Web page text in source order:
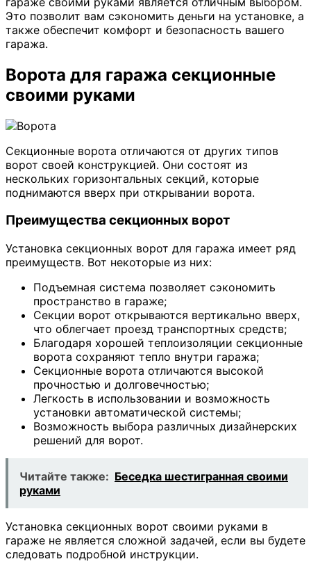
Это позволит вам сэкономить деньги на установке, а
также обеспечит комфорт и безопасность вашего
гаража.
Ворота для гаража секционные
своими руками
Секционные ворота отличаются от других типов
ворот своей конструкцией. Они состоят из
нескольких горизонтальных секций, которые
поднимаются вверх при открывании ворота.
Преимущества секционных ворот
Установка секционных ворот для гаража имеет ряд
преимуществ. Вот некоторые из них:
Подъемная система позволяет сэкономить
пространство в гараже;
Секции ворот открываются вертикально вверх,
что облегчает проезд транспортных средств;
Благодаря хорошей теплоизоляции секционные
ворота сохраняют тепло внутри гаража;
Секционные ворота отличаются высокой
прочностью и долговечностью;
Легкость в использовании и возможность
установки автоматической системы;
Возможность выбора различных дизайнерских
решений для ворот.
Читайте также: Беседка шестигранная своими
руками
Установка секционных ворот своими руками в
гараже не является сложной задачей, если вы будете
следовать подробной инструкции.